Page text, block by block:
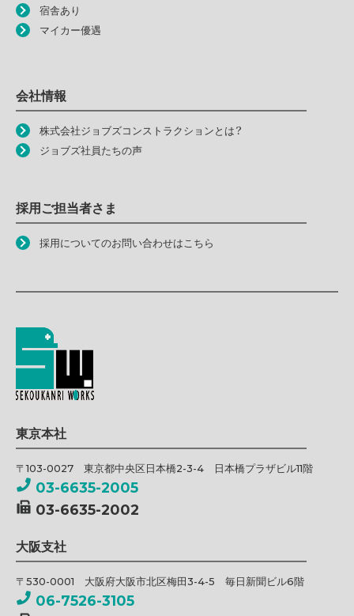
宿舎あり
マイカー優遇
会社情報
株式会社ジョブズコンストラクションとは？
ジョブズ社員たちの声
採用ご担当者さま
採用についてのお問い合わせはこちら
東京本社
〒103-0027 東京都中央区日本橋2-3-4 日本橋プラザビル11階
03-6635-2005
03-6635-2002
大阪支社
〒530-0001 大阪府大阪市北区梅田3-4-5 毎日新聞ビル6階
06-7526-3105